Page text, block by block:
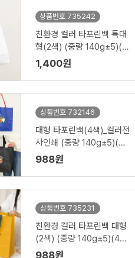
상품번호 735242
친환경 컬러 타포린백 특대
형(2색) (중량 140g±5)(5
30x300x380mm)
1,400원
상품번호 732146
대형 타포린백(4색)_컬러전
사인쇄 (중량 140g±5)(40
0x250x400mm)
988원
상품번호 735231
친환경 컬러 타포린백 대형
(2색) (중량 140g±5)(40
0x250x400mm)
988원